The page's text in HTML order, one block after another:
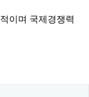
이며 국제경쟁력